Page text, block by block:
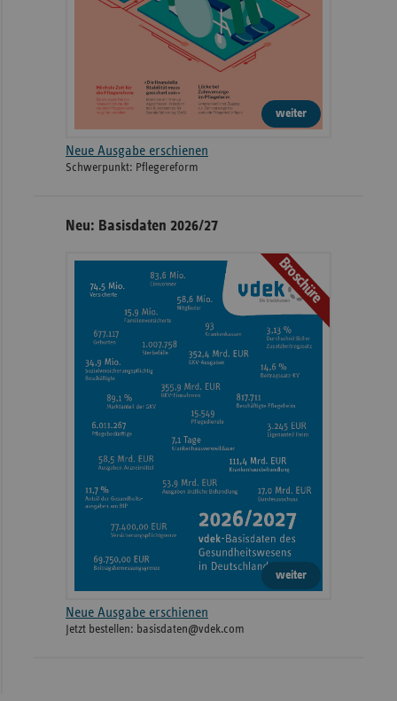
weiter
Neue Ausgabe erschienen
Schwerpunkt: Pflegereform
Neu: Basisdaten 2026/27
Broschüre
weiter
Neue Ausgabe erschienen
Jetzt bestellen: basisdaten@vdek.com